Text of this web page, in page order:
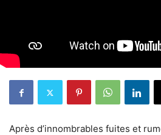
Après d’innombrables fuites et